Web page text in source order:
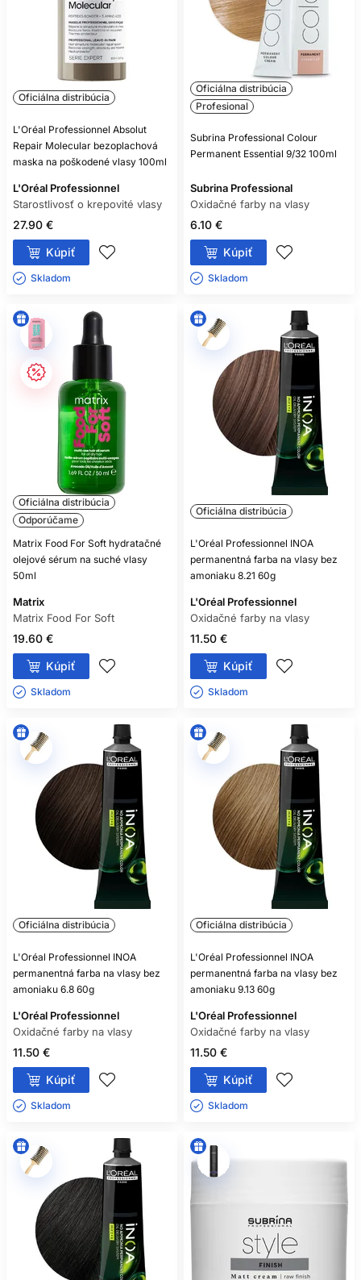
Oficiálna distribúcia
L'Oréal Professionnel Absolut
Repair Molecular bezoplachová
maska na poškodené vlasy 100ml
L'Oréal Professionnel
Starostlivosť o krepovité vlasy
27.90 €
Kúpiť
Skladom ㅤ
Oficiálna distribúcia
Profesional
Subrina Professional Colour
Permanent Essential 9/32 100ml
Subrina Professional
Oxidačné farby na vlasy
6.10 €
Kúpiť
Skladom ㅤ
Oficiálna distribúcia
Odporúčame
Matrix Food For Soft hydratačné
olejové sérum na suché vlasy
50ml
Matrix
Matrix Food For Soft
19.60 €
Kúpiť
Skladom ㅤ
Oficiálna distribúcia
L'Oréal Professionnel INOA
permanentná farba na vlasy bez
amoniaku 8.21 60g
L'Oréal Professionnel
Oxidačné farby na vlasy
11.50 €
Kúpiť
Skladom ㅤ
Oficiálna distribúcia
L'Oréal Professionnel INOA
permanentná farba na vlasy bez
amoniaku 6.8 60g
L'Oréal Professionnel
Oxidačné farby na vlasy
11.50 €
Kúpiť
Skladom ㅤ
Oficiálna distribúcia
L'Oréal Professionnel INOA
permanentná farba na vlasy bez
amoniaku 9.13 60g
L'Oréal Professionnel
Oxidačné farby na vlasy
11.50 €
Kúpiť
Skladom ㅤ